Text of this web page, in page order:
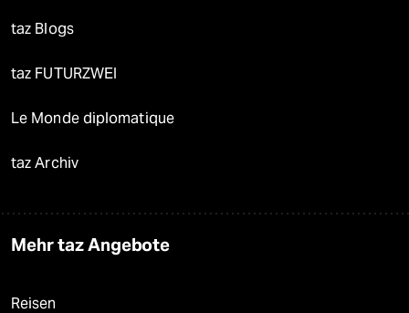
taz Blogs
taz FUTURZWEI
Le Monde diplomatique
taz Archiv
Mehr taz Angebote
Reisen